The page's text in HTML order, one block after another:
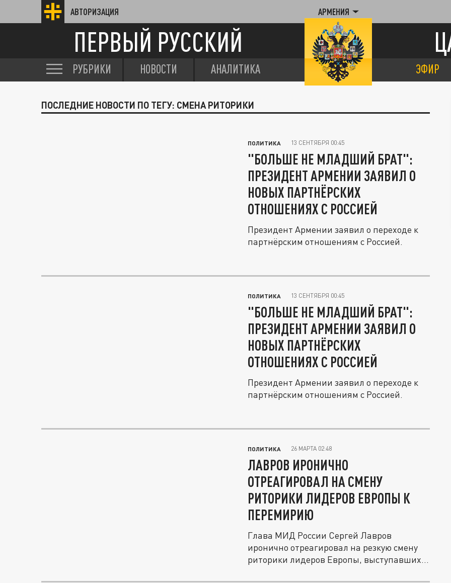
АВТОРИЗАЦИЯ АРМЕНИЯ
ПЕРВЫЙ РУССКИЙ
РУБРИКИ НОВОСТИ АНАЛИТИКА ЭФИР
ПОСЛЕДНИЕ НОВОСТИ ПО ТЕГУ: СМЕНА РИТОРИКИ
ПОЛИТИКА 13 СЕНТЯБРЯ 00:45
"БОЛЬШЕ НЕ МЛАДШИЙ БРАТ":
ПРЕЗИДЕНТ АРМЕНИИ ЗАЯВИЛ О
НОВЫХ ПАРТНЁРСКИХ
ОТНОШЕНИЯХ С РОССИЕЙ
Президент Армении заявил о переходе к
партнёрским отношениям с Россией.
ПОЛИТИКА 13 СЕНТЯБРЯ 00:45
"БОЛЬШЕ НЕ МЛАДШИЙ БРАТ":
ПРЕЗИДЕНТ АРМЕНИИ ЗАЯВИЛ О
НОВЫХ ПАРТНЁРСКИХ
ОТНОШЕНИЯХ С РОССИЕЙ
Президент Армении заявил о переходе к
партнёрским отношениям с Россией.
ПОЛИТИКА 26 МАРТА 02:48
ЛАВРОВ ИРОНИЧНО
ОТРЕАГИРОВАЛ НА СМЕНУ
РИТОРИКИ ЛИДЕРОВ ЕВРОПЫ К
ПЕРЕМИРИЮ
Глава МИД России Сергей Лавров
иронично отреагировал на резкую смену
риторики лидеров Европы, выступавших...